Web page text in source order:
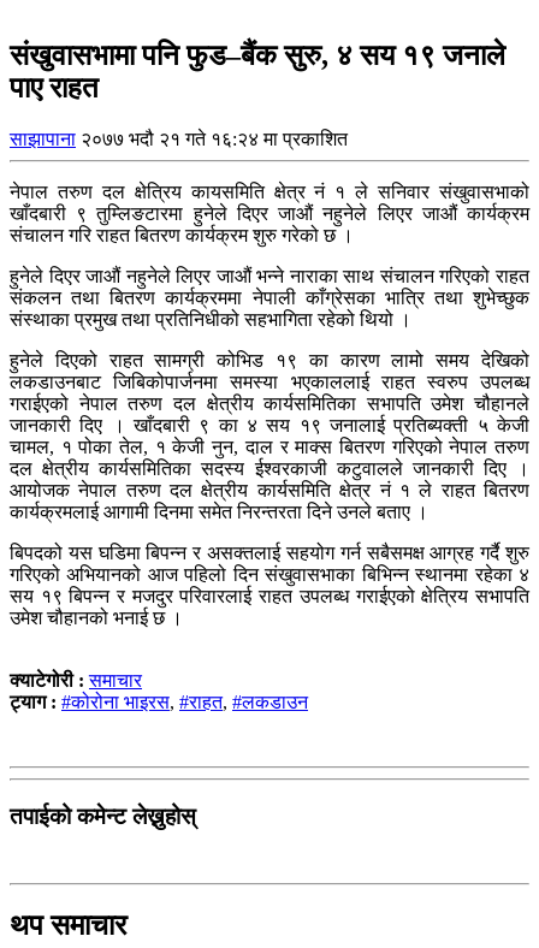
संखुवासभामा पनि फुड–बैंक सुरु, ४ सय १९ जनाले
पाए राहत
साझापाना २०७७ भदौ २१ गते १६:२४ मा प्रकाशित
नेपाल तरुण दल क्षेत्रिय कायसमिति क्षेत्र नं १ ले सनिवार संखुवासभाको
खाँदबारी ९ तुम्लिङटारमा हुनेले दिएर जाऔं नहुनेले लिएर जाऔं कार्यक्रम
संचालन गरि राहत बितरण कार्यक्रम शुरु गरेको छ ।
हुनेले दिएर जाऔं नहुनेले लिएर जाऔं भन्ने नाराका साथ संचालन गरिएको राहत
संकलन तथा बितरण कार्यक्रममा नेपाली काँग्रेसका भात्रि तथा शुभेच्छुक
संस्थाका प्रमुख तथा प्रतिनिधीको सहभागिता रहेको थियो ।
हुनेले दिएको राहत सामग्री कोभिड १९ का कारण लामो समय देखिको
लकडाउनबाट जिबिकोपार्जनमा समस्या भएकाललाई राहत स्वरुप उपलब्ध
गराईएको नेपाल तरुण दल क्षेत्रीय कार्यसमितिका सभापति उमेश चौहानले
जानकारी दिए । खाँदबारी ९ का ४ सय १९ जनालाई प्रतिब्यक्ती ५ केजी
चामल, १ पोका तेल, १ केजी नुन, दाल र माक्स बितरण गरिएको नेपाल तरुण
दल क्षेत्रीय कार्यसमितिका सदस्य ईश्वरकाजी कटुवालले जानकारी दिए ।
आयोजक नेपाल तरुण दल क्षेत्रीय कार्यसमिति क्षेत्र नं १ ले राहत बितरण
कार्यक्रमलाई आगामी दिनमा समेत निरन्तरता दिने उनले बताए ।
बिपदको यस घडिमा बिपन्न र असक्तलाई सहयोग गर्न सबैसमक्ष आग्रह गर्दै शुरु
गरिएको अभियानको आज पहिलो दिन संखुवासभाका बिभिन्न स्थानमा रहेका ४
सय १९ बिपन्न र मजदुर परिवारलाई राहत उपलब्ध गराईएको क्षेत्रिय सभापति
उमेश चौहानको भनाई छ ।
क्याटेगोरी :समाचार
ट्याग : #कोरोना भाइरस, #राहत, #लकडाउन
तपाईको कमेन्ट लेख्नुहोस्
थप समाचार